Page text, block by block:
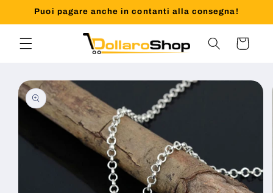
direttamente
ai contenuti
Puoi pagare anche in contanti alla consegna!
Carrello
Passa alle
informazioni
sul prodotto